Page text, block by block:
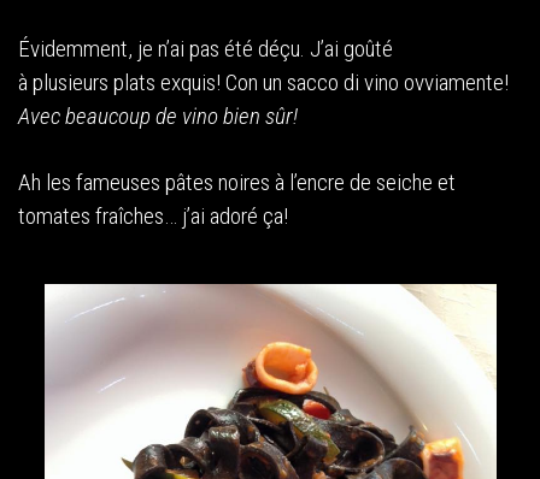
Évidemment, je n’ai pas été déçu. J’ai goûté
à plusieurs plats exquis! Con un sacco di vino ovviamente!
Avec beaucoup de vino bien sûr!
Ah les fameuses pâtes noires à l’encre de seiche et
tomates fraîches… j’ai adoré ça!